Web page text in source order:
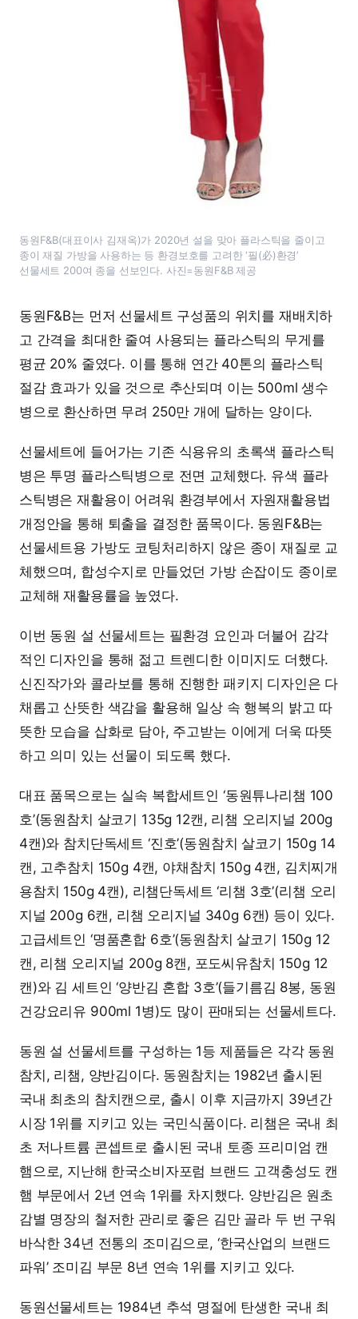
동원F&B(대표이사 김재옥)가 2020년 설을 맞아 플라스틱을 줄이고
종이 재질 가방을 사용하는 등 환경보호를 고려한 ‘필(必)환경’
선물세트 200여 종을 선보인다. 사진=동원F&B 제공
동원F&B는 먼저 선물세트 구성품의 위치를 재배치하
고 간격을 최대한 줄여 사용되는 플라스틱의 무게를
평균 20% 줄였다. 이를 통해 연간 40톤의 플라스틱
절감 효과가 있을 것으로 추산되며 이는 500ml 생수
병으로 환산하면 무려 250만 개에 달하는 양이다.
선물세트에 들어가는 기존 식용유의 초록색 플라스틱
병은 투명 플라스틱병으로 전면 교체했다. 유색 플라
스틱병은 재활용이 어려워 환경부에서 자원재활용법
개정안을 통해 퇴출을 결정한 품목이다. 동원F&B는
선물세트용 가방도 코팅처리하지 않은 종이 재질로 교
체했으며, 합성수지로 만들었던 가방 손잡이도 종이로
교체해 재활용률을 높였다.
이번 동원 설 선물세트는 필환경 요인과 더불어 감각
적인 디자인을 통해 젊고 트렌디한 이미지도 더했다.
신진작가와 콜라보를 통해 진행한 패키지 디자인은 다
채롭고 산뜻한 색감을 활용해 일상 속 행복의 밝고 따
뜻한 모습을 삽화로 담아, 주고받는 이에게 더욱 따뜻
하고 의미 있는 선물이 되도록 했다.
대표 품목으로는 실속 복합세트인 ‘동원튜나리챔 100
호’(동원참치 살코기 135g 12캔, 리챔 오리지널 200g
4캔)와 참치단독세트 ‘진호’(동원참치 살코기 150g 14
캔, 고추참치 150g 4캔, 야채참치 150g 4캔, 김치찌개
용참치 150g 4캔), 리챔단독세트 ‘리챔 3호’(리챔 오리
지널 200g 6캔, 리챔 오리지널 340g 6캔) 등이 있다.
고급세트인 ‘명품혼합 6호’(동원참치 살코기 150g 12
캔, 리챔 오리지널 200g 8캔, 포도씨유참치 150g 12
캔)와 김 세트인 ‘양반김 혼합 3호’(들기름김 8봉, 동원
건강요리유 900ml 1병)도 많이 판매되는 선물세트다.
동원 설 선물세트를 구성하는 1등 제품들은 각각 동원
참치, 리챔, 양반김이다. 동원참치는 1982년 출시된
국내 최초의 참치캔으로, 출시 이후 지금까지 39년간
시장 1위를 지키고 있는 국민식품이다. 리챔은 국내 최
초 저나트륨 콘셉트로 출시된 국내 토종 프리미엄 캔
햄으로, 지난해 한국소비자포럼 브랜드 고객충성도 캔
햄 부문에서 2년 연속 1위를 차지했다. 양반김은 원초
감별 명장의 철저한 관리로 좋은 김만 골라 두 번 구워
바삭한 34년 전통의 조미김으로, ‘한국산업의 브랜드
파워’ 조미김 부문 8년 연속 1위를 지키고 있다.
동원선물세트는 1984년 추석 명절에 탄생한 국내 최